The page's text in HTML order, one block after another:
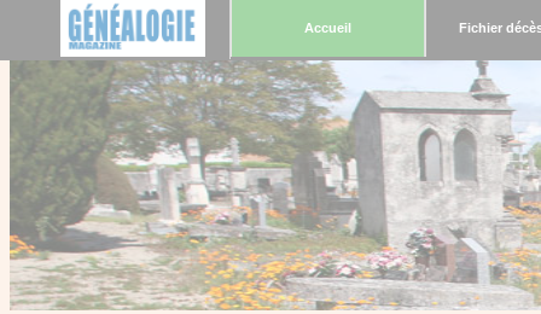
Accueil Fichier